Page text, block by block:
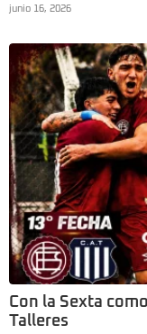
junio 16, 2026
Con la Sexta
Talleres